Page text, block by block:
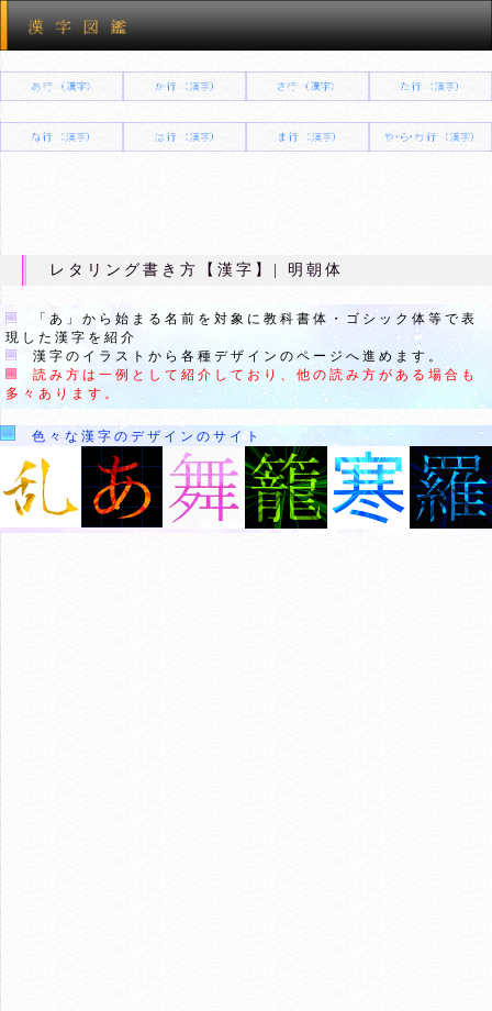
レタリング書き方【漢字】| 明朝体
「あ」から始まる名前を対象に教科書体・ゴシック体等で表
現した漢字を紹介
漢字のイラストから各種デザインのページへ進めます。
読み方は一例として紹介しており、他の読み方がある場合も
多々あります。
色々な漢字のデザインのサイト